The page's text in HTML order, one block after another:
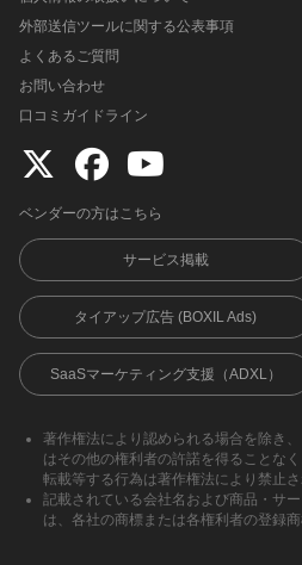
外部送信ツールに関する公表事項
よくあるご質問
お問い合わせ
口コミガイドライン
ベンダーの方はこちら
サービス掲載
タイアップ広告 (BOXIL Ads)
SaaSマーケティング支援（ADXL）
著作権法により認められる場合を除き
はその他の権利者の許諾を得ることな
転載等する行為は著作権法により禁止さ
記載されている会社名および商品・サ
は、各社の商標または各権利者の登録商